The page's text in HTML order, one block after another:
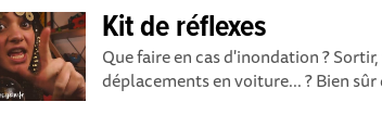
Kit de réflexes
Que faire en cas d'inondation ?
déplacements en voiture... ? Bien